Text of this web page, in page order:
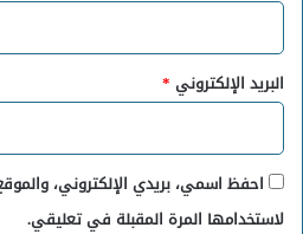
البريد الإلكتروني *
احفظ اسمي، بريدي الإلكتروني،
لاستخدامها المرة المقبلة في تعليقي.